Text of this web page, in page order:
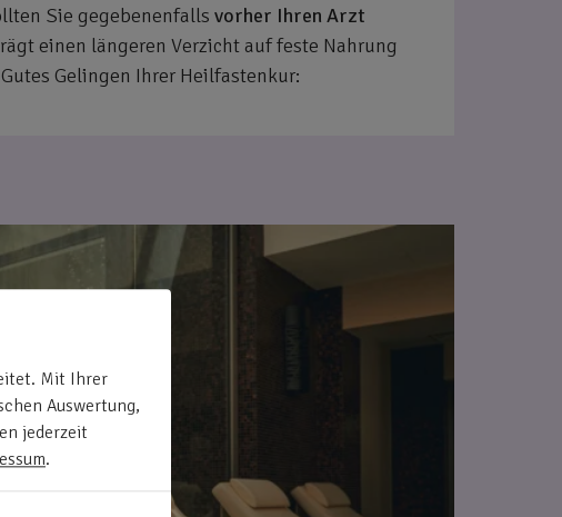
Sie gegebenenfalls vorher Ihren Arzt
einen längeren Verzicht auf feste Nahrung
Gelingen Ihrer Heilfastenkur:
Mit Ihrer
Auswertung,
jederzeit
.